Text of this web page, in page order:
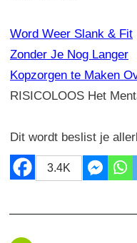
Word Weer Slank & Fit
Zonder Je Nog Langer
Kopzorgen te Maken
RISICOLOOS Het
Dit wordt beslist je
3.4K